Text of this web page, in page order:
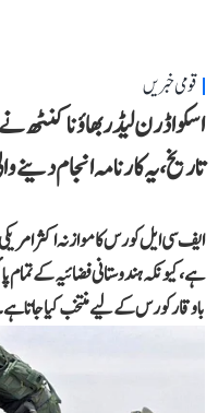
قومی خبریں
اسکواڈرن لیڈر بھاؤنا
تاریخ، یہ کارنامہ انجام دینے
ایف سی ایل کورس کا موازنہ اکثر
ہے، کیونکہ ہندوستانی فضائیہ کے
باوقار کورس کے لیے منتخب کیا جاتا